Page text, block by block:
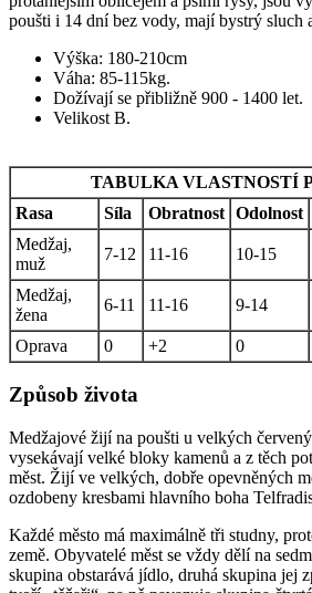
poušti i 14 dní bez vody, mají bystrý sluch
Výška: 180-210cm
Váha: 85-115kg.
Dožívají se přibližně 900 - 1400 let.
Velikost B.
TABULKA VLASTNOSTÍ
Rasa
Síla Obratnost Odolnost
Medžaj,
muž
7-12 11-16 10-15
Medžaj,
žena
6-11 11-16 9-14
Oprava 0 +2 0
Způsob života
Medžajové žijí na poušti u velkých
vysekávají velké bloky kamenů a z těch
měst. Žijí ve velkých, dobře opevněných
ozdobeny kresbami hlavního boha
Každé město má maximálně tři studny,
země. Obyvatelé měst se vždy dělí na
skupina obstarává jídlo, druhá skupina jej